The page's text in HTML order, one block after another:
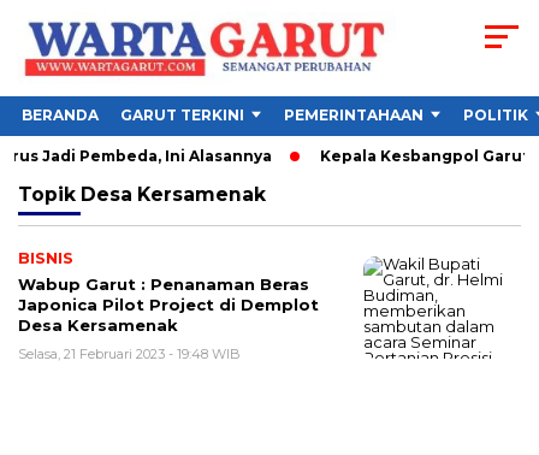
BERANDA GARUT TERKINI PEMERINTAHAAN POLITIK
Jadi Pembeda, Ini Alasannya Kepala Kesbangpol Garut
Topik Desa Kersamenak
BISNIS
Wabup Garut : Penanaman Beras
Japonica Pilot Project di Demplot
Desa Kersamenak
Selasa, 21 Februari 2023 - 19:48 WIB